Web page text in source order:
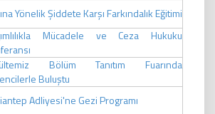
Yönelik Şiddete Karşı Farkındalık Eğitimi
Mücadele ve Ceza Hukuku
Bölüm Tanıtım Fuarında
Buluştu
Adliyesi'ne Gezi Programı